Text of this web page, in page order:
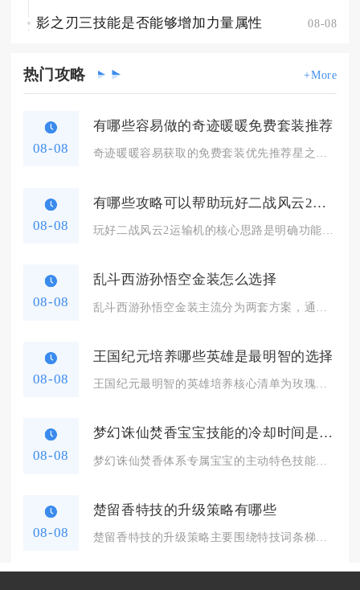
影之刃三技能是否能够增加力量属性 08-08
热门攻略 +More
08-08
有哪些容易做的奇迹暖暖免费套装推荐
奇迹暖暖容易获取的免费套装优先推荐星之海、精灵鹿后、水墨青花...
08-08
有哪些攻略可以帮助玩好二战风云2的运输机
08-08
乱斗西游孙悟空金装怎么选择
08-08
王国纪元培养哪些英雄是最明智的选择
08-08
梦幻诛仙焚香宝宝技能的冷却时间是多久
08-08
楚留香特技的升级策略有哪些
楚留香特技的升级策略主要围绕特技词条梯度培养、穿戴同特技堆叠...